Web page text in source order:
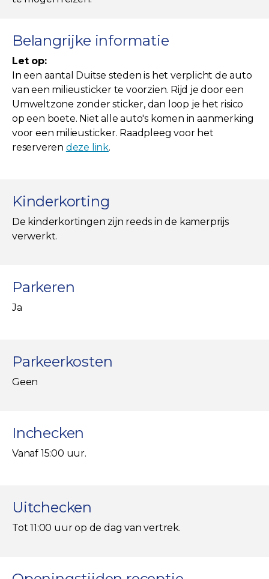
Belangrijke informatie
Let op:
In een aantal Duitse steden is het verplicht de auto
van een milieusticker te voorzien. Rijd je door een
Umweltzone zonder sticker, dan loop je het risico
op een boete. Niet alle auto's komen in aanmerking
voor een milieusticker. Raadpleeg voor het
reserveren deze link.
Kinderkorting
De kinderkortingen zijn reeds in de kamerprijs
verwerkt.
Parkeren
Ja
Parkeerkosten
Geen
Inchecken
Vanaf 15:00 uur.
Uitchecken
Tot 11:00 uur op de dag van vertrek.